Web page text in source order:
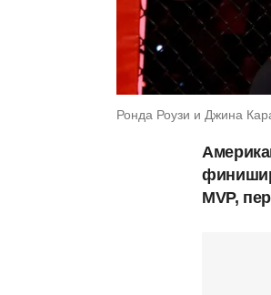
Ронда Роузи и Джина
MVP,